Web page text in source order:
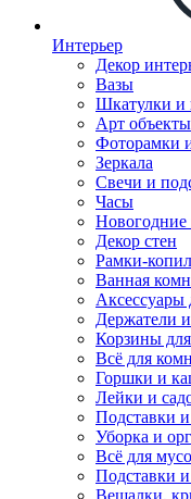
Интерьер
Декор
Вазы
Шкатулки и
Арт объекты
Фоторамки
Зеркала
Свечи и
Часы
Декор стен
Рамки-
Ванная
Аксессуары
Держатели
Корзины
Всё для
Горшки и
Лейки и
Подставки
Уборка и
Всё для
Подставки
Вешалки,